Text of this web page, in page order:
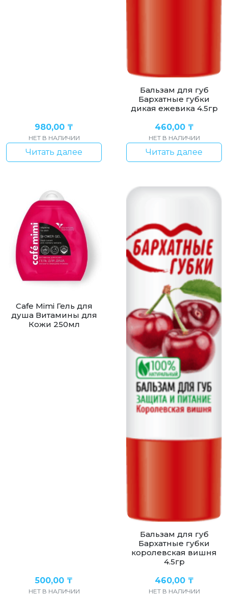
980,00 ₸
НЕТ В НАЛИЧИИ
Читать далее
Бальзам для губ
Бархатные губки
дикая ежевика 4.5гр
460,00 ₸
НЕТ В НАЛИЧИИ
Читать далее
Cafe Mimi Гель для
душа Витамины для
Кожи 250мл
500,00 ₸
НЕТ В НАЛИЧИИ
Бальзам для губ
Бархатные губки
королевская вишня
4.5гр
460,00 ₸
НЕТ В НАЛИЧИИ